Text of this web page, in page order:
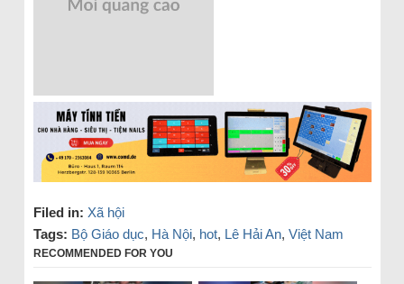
Filed in: Xã hội
Tags: Bộ Giáo dục, Hà Nội, hot, Lê Hải An, Việt Nam
RECOMMENDED FOR YOU